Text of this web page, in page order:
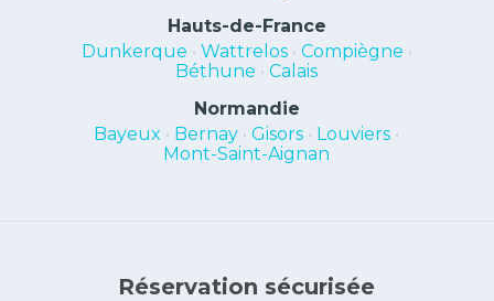
Hauts-de-France
Dunkerque • Wattrelos• Compiègne •
Béthune •Calais
Normandie
Bayeux • Bernay •Gisors • Louviers •
Mont-Saint-Aignan
Réservation sécurisée